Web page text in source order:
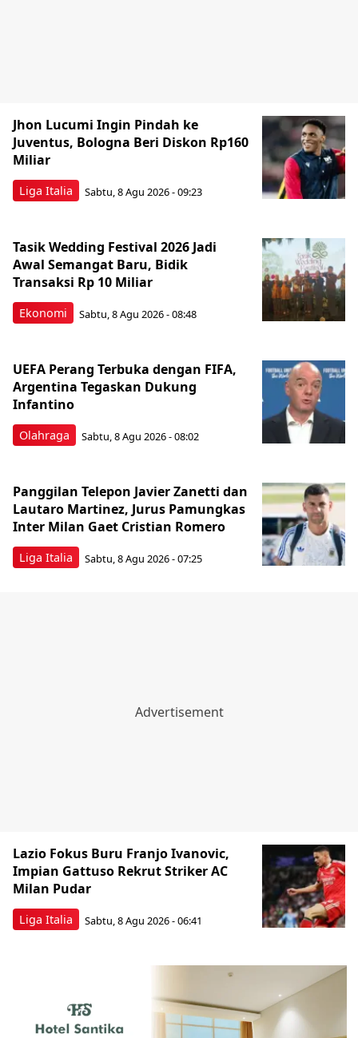
Liga Italia
Jhon Lucumi Ingin Pindah ke
Juventus, Bologna Beri Diskon Rp160
Miliar
Sabtu, 8 Agu 2026 - 09:23
Ekonomi
Tasik Wedding Festival 2026 Jadi
Awal Semangat Baru, Bidik
Transaksi Rp 10 Miliar
Sabtu, 8 Agu 2026 - 08:48
Olahraga
UEFA Perang Terbuka dengan FIFA,
Argentina Tegaskan Dukung
Infantino
Sabtu, 8 Agu 2026 - 08:02
Liga Italia
Panggilan Telepon Javier Zanetti dan
Lautaro Martinez, Jurus Pamungkas
Inter Milan Gaet Cristian Romero
Sabtu, 8 Agu 2026 - 07:25
Liga Italia
Lazio Fokus Buru Franjo Ivanovic,
Impian Gattuso Rekrut Striker AC
Milan Pudar
Sabtu, 8 Agu 2026 - 06:41